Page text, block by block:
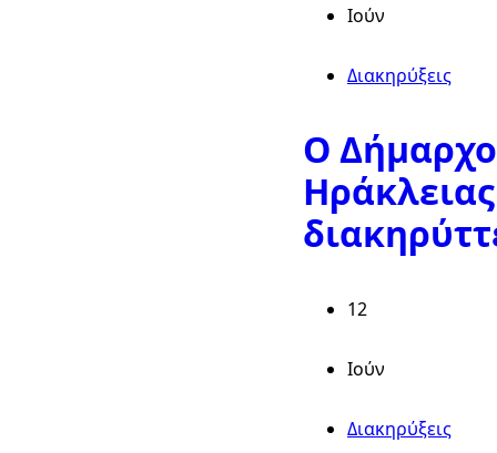
Ιούν
Διακηρύξεις
Ο
Ηράκλειας
12
Ιούν
Διακηρύξεις